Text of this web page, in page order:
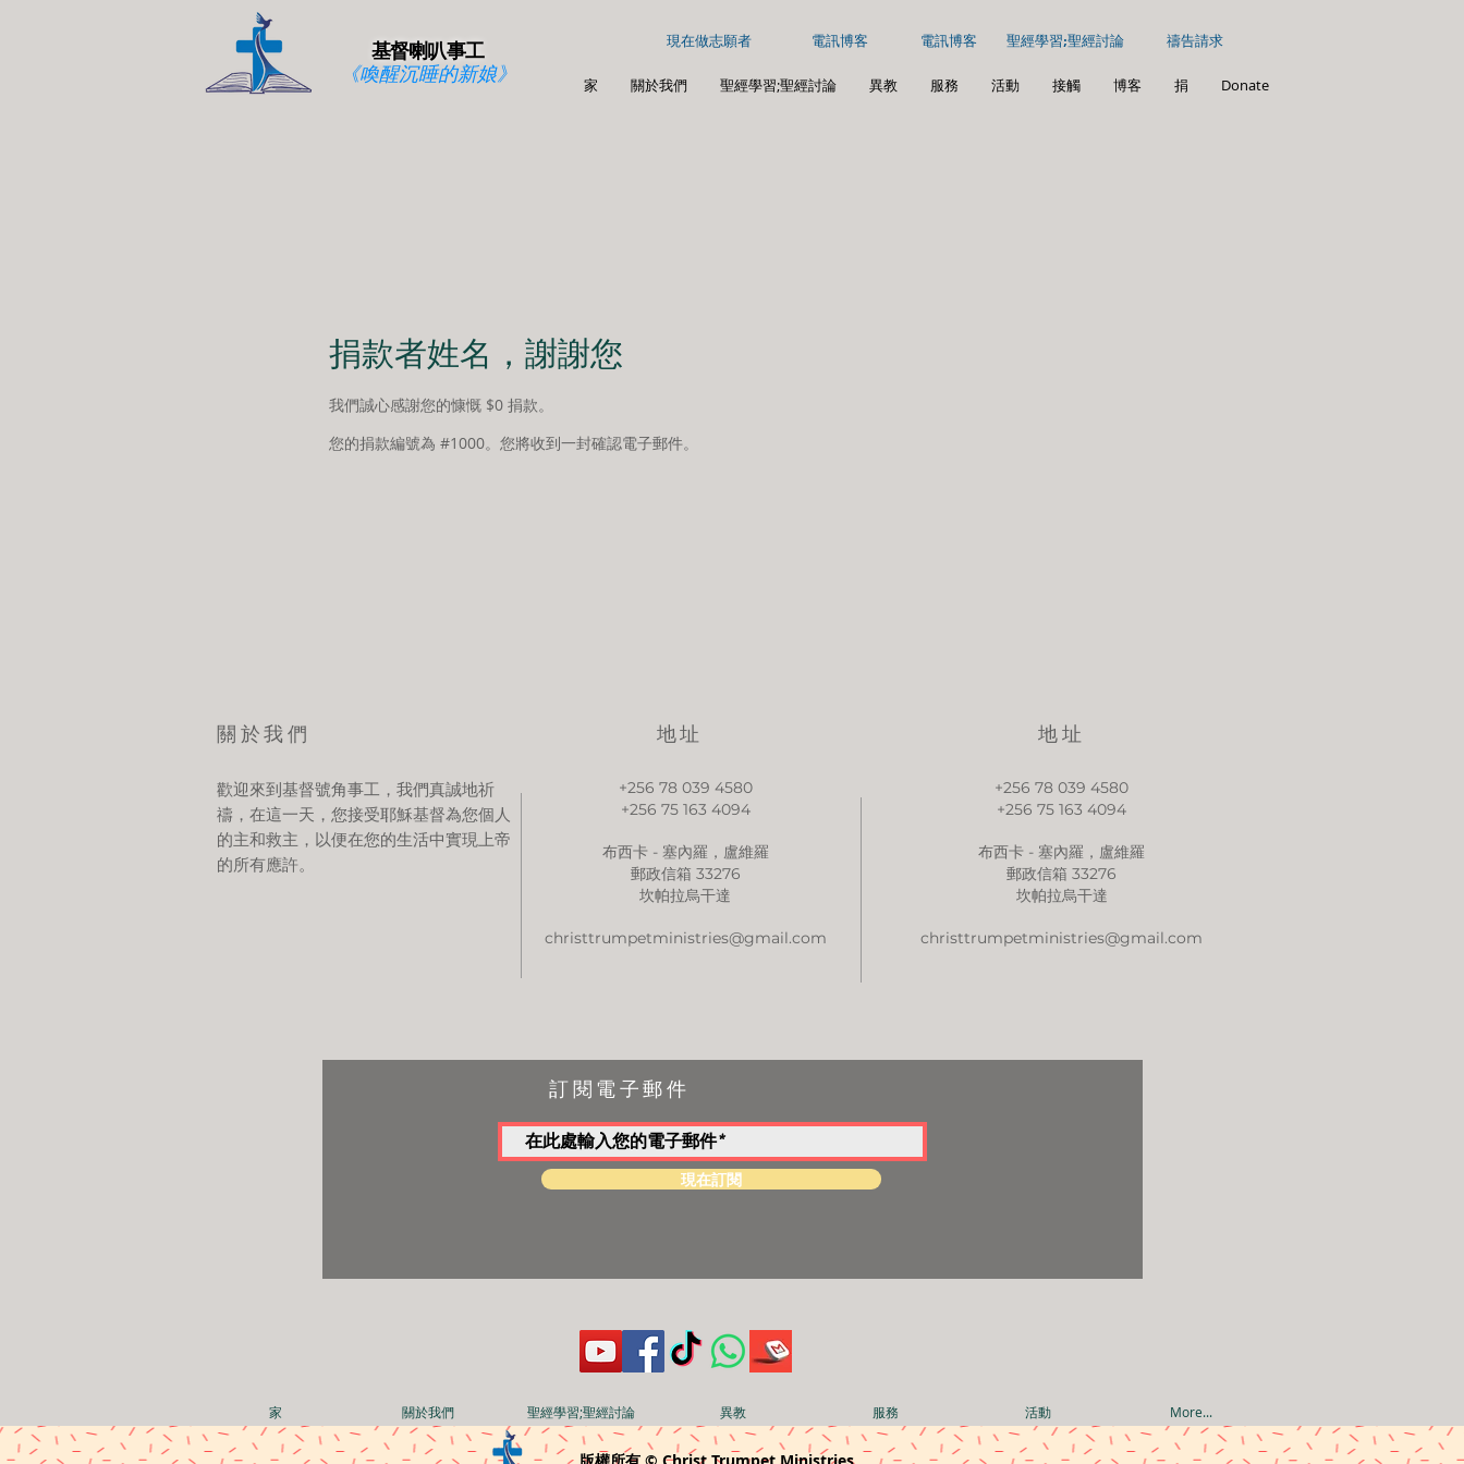
基督喇叭事工
《喚醒沉睡的新娘》
現在做志願者 電訊博客 聖經學習;聖經討論 禱告請求
家 關於我們 聖經學習;聖經討論 異教 服務 活動 接觸 博客 捐 Donate
電訊博客
捐款者姓名，謝謝您
我們誠心感謝您的慷慨 $0 捐款。
您的捐款編號為 #1000。您將收到一封確認電子郵件。
關於我們 地址 地址
歡迎來到基督號角事工，我們真誠地祈
禱，在這一天，您接受耶穌基督為您個人
的主和救主，以便在您的生活中實現上帝
的所有應許。
+256 78 039 4580
+256 75 163 4094
布西卡 - 塞內羅，盧維羅
郵政信箱 33276
坎帕拉烏干達
christtrumpetministries@gmail.com
+256 78 039 4580
+256 75 163 4094
布西卡 - 塞內羅，盧維羅
郵政信箱 33276
坎帕拉烏干達
christtrumpetministries@gmail.com
訂閱電子郵件
現在訂閱
家 關於我們 聖經學習;聖經討論 異教 服務 活動 More...